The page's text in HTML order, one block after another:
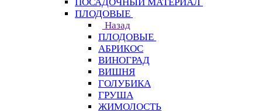
ПЛОДОВЫЕ
Назад
ПЛОДОВЫЕ
АБРИКОС
ВИНОГРАД
ВИШНЯ
ГОЛУБИКА
ГРУША
ЖИМОЛОСТЬ